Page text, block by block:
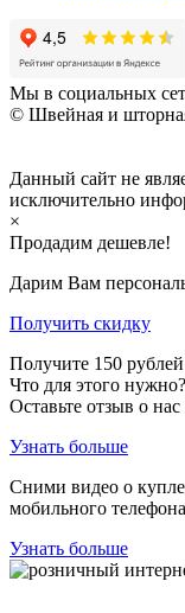
Мы в социальных
© Швейная и
Данный сайт не
исключительно
×
Продадим дешевле!
Дарим Вам
Получить скидку
Получите 150
Что для этого нужно?
Оставьте отзыв о
Узнать больше
Сними видео о
мобильного
Узнать больше